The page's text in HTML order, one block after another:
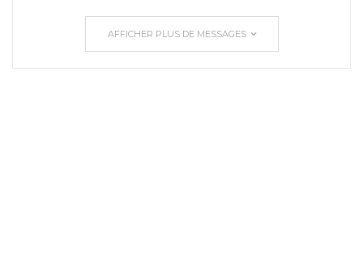
AFFICHER PLUS DE MESSAGES